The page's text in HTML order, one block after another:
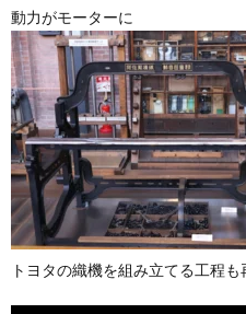
動力がモーターに
トヨタの織機を組み立てる工程も